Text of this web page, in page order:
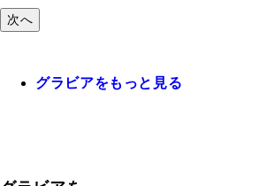
次へ
グラビアをもっと見る